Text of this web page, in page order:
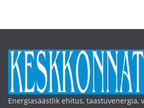
Energiasäästlik ehitus, taastuvenergia,